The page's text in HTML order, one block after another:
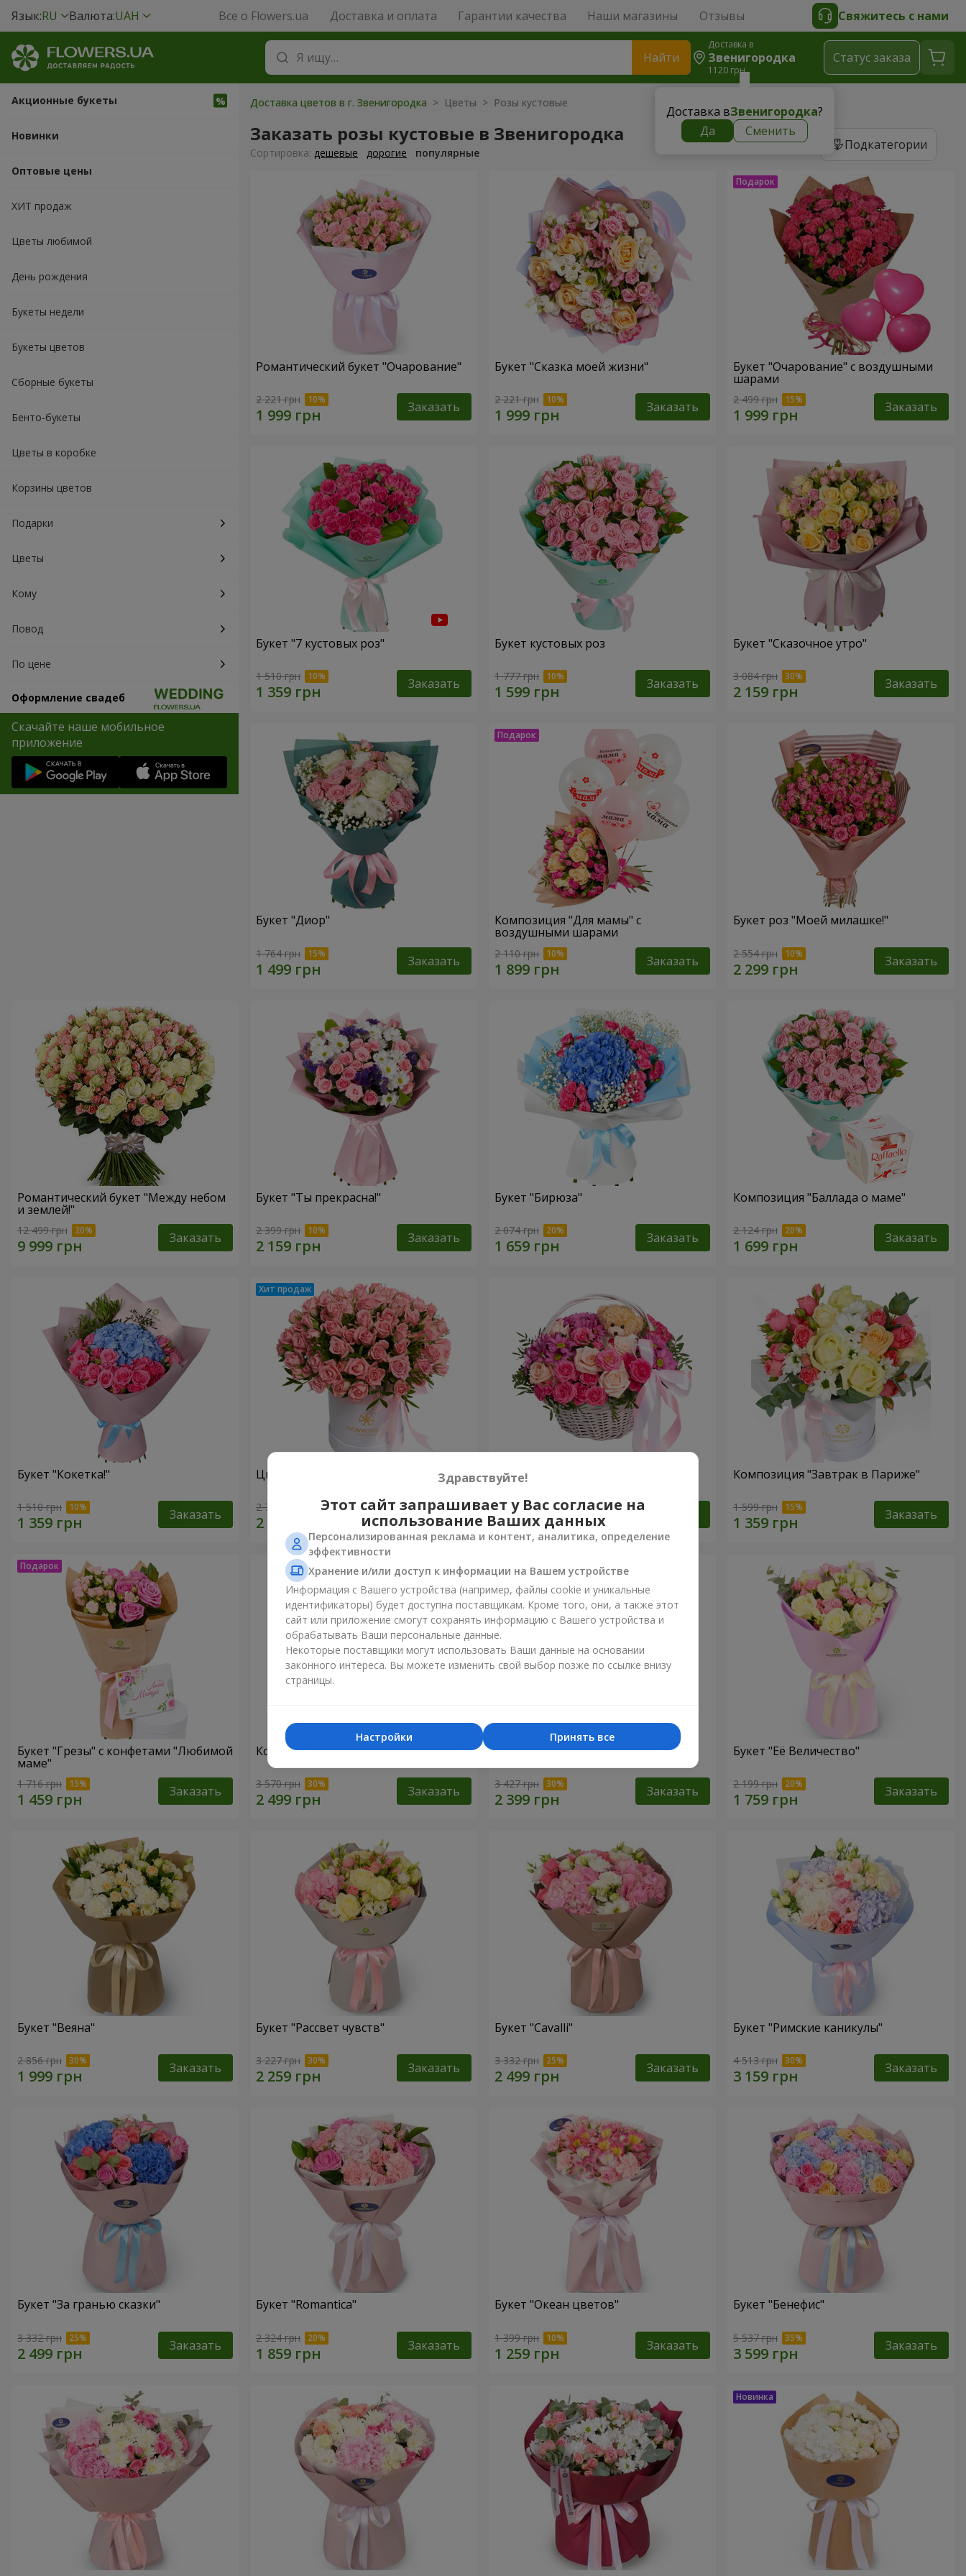
Язык:RU Валюта:UAH Все о Flowers.ua Доставка и оплата Гарантии качества Наши магазины Отзывы Свяжитесь с нами
Найти
Доставка в
Звенигородка
1120 грн
Доставка вЗвенигородка?
Да
Сменить
Cтатус заказа
Акционные букеты
Новинки
Оптовые цены
ХИТ продаж
Цветы любимой
День рождения
Букеты недели
Букеты цветов
Сборные букеты
Бенто-букеты
Цветы в коробке
Корзины цветов
Подарки
Цветы
Кому
Повод
По цене
Оформление свадеб
Скачайте наше мобильное
приложение
Доставка цветов в г. Звенигородка > Цветы > Розы кустовые
Заказать розы кустовые в Звенигородка Подкатегории
Cортировка: дешевые дорогие популярные
Романтический букет "Очарование"
2 221 грн Заказать
Букет "Сказка моей жизни"
2 221 грн Заказать
Букет "Очарование" с воздушными
шарами
2 499 грн Заказать
Букет "7 кустовых роз"
1 510 грн Заказать
Букет кустовых роз
1 777 грн Заказать
Букет "Сказочное утро"
3 084 грн Заказать
Букет "Диор"
1 764 грн Заказать
Композиция "Для мамы" с
воздушными шарами
2 110 грн Заказать
Букет роз "Моей милашке!"
2 554 грн Заказать
Романтический букет "Между небом
и землей!"
12 499 грн Заказать
Букет "Ты прекрасна!"
2 399 грн Заказать
Букет "Бирюза"
2 074 грн Заказать
Композиция "Баллада о маме"
2 124 грн Заказать
Букет "Кокетка!"
1 510 грн Заказать
Цветы в коробке "Розовый оазис"
2 749 грн Заказать
Корзина "Ты прекрасна"
3 427 грн
Композиция "Завтрак в Париже"
1 599 грн Заказать
Букет "Грезы" с конфетами "Любимой
маме"
1 716 грн Заказать
Композиция "Любимые глаза"
3 570 грн Заказать
Букет "Мамина весна"
3 427 грн Заказать
Букет "Её Величество"
2 199 грн Заказать
Букет "Веяна"
2 856 грн Заказать
Букет "Рассвет чувств"
3 227 грн Заказать
Букет "Cаvalli"
3 332 грн Заказать
Букет "Римские каникулы"
4 513 грн Заказать
Букет "За гранью сказки"
3 332 грн Заказать
Букет "Romantica"
2 324 грн Заказать
Букет "Океан цветов"
1 399 грн Заказать
Букет "Бенефис"
5 537 грн Заказать
Здравствуйте!
Этот сайт запрашивает у Вас согласие на
использование Ваших данных
Персонализированная реклама и контент, аналитика, определение
эффективности
Хранение и/или доступ к информации на Вашем устройстве
Информация с Вашего устройства (например, файлы cookie и уникальные
идентификаторы) будет доступна поставщикам. Кроме того, они, а также этот
сайт или приложение смогут сохранять информацию с Вашего устройства и
обрабатывать Ваши персональные данные.
Некоторые поставщики могут использовать Ваши данные на основании
законного интереса. Вы можете изменить свой выбор позже по ссылке внизу
страницы.
Принять все
Настройки